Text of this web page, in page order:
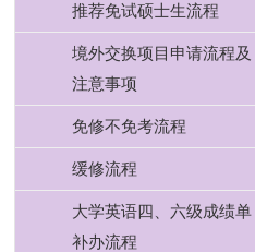
推荐免试硕士生流程
境外交换项目申请流程及
注意事项
免修不免考流程
缓修流程
大学英语四、六级成绩单
补办流程